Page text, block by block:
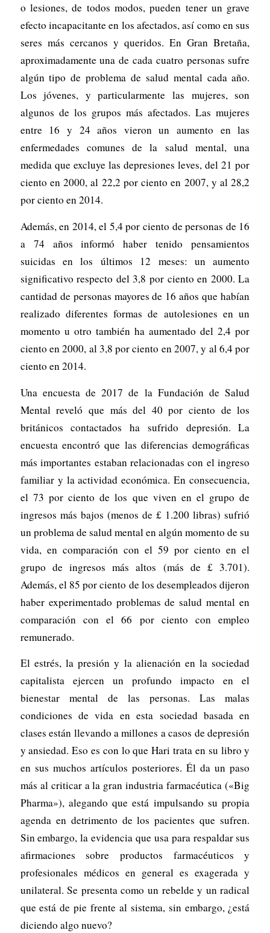
o lesiones, de todos modos, pueden tener un grave
efecto incapacitante en los afectados, así como en sus
seres más cercanos y queridos. En Gran Bretaña,
aproximadamente una de cada cuatro personas sufre
algún tipo de problema de salud mental cada año.
Los jóvenes, y particularmente las mujeres, son
algunos de los grupos más afectados. Las mujeres
entre 16 y 24 años vieron un aumento en las
enfermedades comunes de la salud mental, una
medida que excluye las depresiones leves, del 21 por
ciento en 2000, al 22,2 por ciento en 2007, y al 28,2
por ciento en 2014.
Además, en 2014, el 5,4 por ciento de personas de 16
a 74 años informó haber tenido pensamientos
suicidas en los últimos 12 meses: un aumento
significativo respecto del 3,8 por ciento en 2000. La
cantidad de personas mayores de 16 años que habían
realizado diferentes formas de autolesiones en un
momento u otro también ha aumentado del 2,4 por
ciento en 2000, al 3,8 por ciento en 2007, y al 6,4 por
ciento en 2014.
Una encuesta de 2017 de la Fundación de Salud
Mental reveló que más del 40 por ciento de los
británicos contactados ha sufrido depresión. La
encuesta encontró que las diferencias demográficas
más importantes estaban relacionadas con el ingreso
familiar y la actividad económica. En consecuencia,
el 73 por ciento de los que viven en el grupo de
ingresos más bajos (menos de £ 1.200 libras) sufrió
un problema de salud mental en algún momento de su
vida, en comparación con el 59 por ciento en el
grupo de ingresos más altos (más de £ 3.701).
Además, el 85 por ciento de los desempleados dijeron
haber experimentado problemas de salud mental en
comparación con el 66 por ciento con empleo
remunerado.
El estrés, la presión y la alienación en la sociedad
capitalista ejercen un profundo impacto en el
bienestar mental de las personas. Las malas
condiciones de vida en esta sociedad basada en
clases están llevando a millones a casos de depresión
y ansiedad. Eso es con lo que Hari trata en su libro y
en sus muchos artículos posteriores. Él da un paso
más al criticar a la gran industria farmacéutica («Big
Pharma»), alegando que está impulsando su propia
agenda en detrimento de los pacientes que sufren.
Sin embargo, la evidencia que usa para respaldar sus
afirmaciones sobre productos farmacéuticos y
profesionales médicos en general es exagerada y
unilateral. Se presenta como un rebelde y un radical
que está de pie frente al sistema, sin embargo, ¿está
diciendo algo nuevo?